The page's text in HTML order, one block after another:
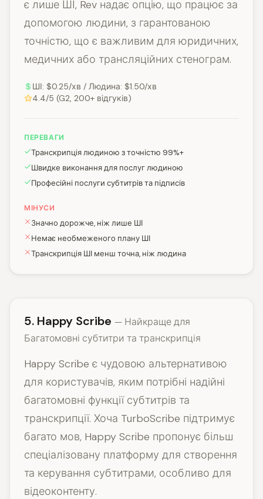
є лише ШІ, Rev надає опцію, що працює за
допомогою людини, з гарантованою
точністю, що є важливим для юридичних,
медичних або трансляційних стенограм.
ШІ: $0.25/хв / Людина: $1.50/хв
4.4/5 (G2, 200+ відгуків)
ПЕРЕВАГИ
Транскрипція людиною з точністю 99%+
Швидке виконання для послуг людиною
Професійні послуги субтитрів та підписів
МІНУСИ
Значно дорожче, ніж лише ШІ
Немає необмеженого плану ШІ
Транскрипція ШІ менш точна, ніж людина
5. Happy Scribe — Найкраще для
Багатомовні субтитри та транскрипція
Happy Scribe є чудовою альтернативою
для користувачів, яким потрібні надійні
багатомовні функції субтитрів та
транскрипції. Хоча TurboScribe підтримує
багато мов, Happy Scribe пропонує більш
спеціалізовану платформу для створення
та керування субтитрами, особливо для
відеоконтенту.